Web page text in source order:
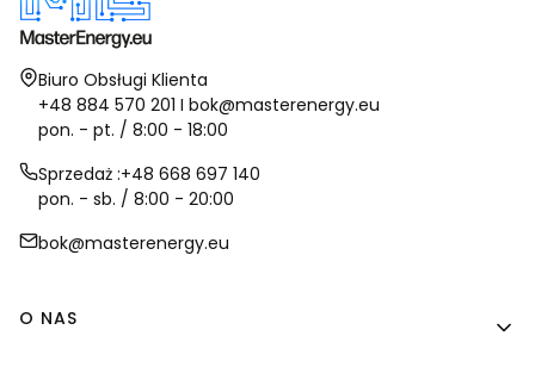
Adres:
Biuro Obsługi Klienta
+48 884 570 201 I bok@masterenergy.eu
pon. - pt. / 8:00 - 18:00
Sprzedaż :+48 668 697 140
pon. - sb. / 8:00 - 20:00
bok@masterenergy.eu
Linki w stopce
O NAS